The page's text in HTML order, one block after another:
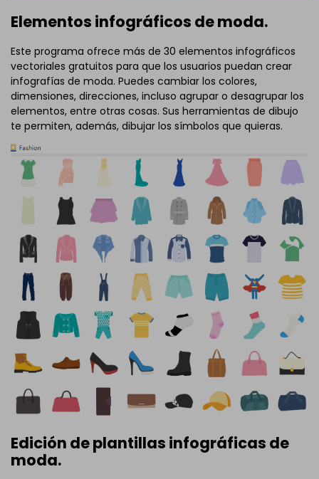
Elementos infográficos de moda.
Este programa ofrece más de 30 elementos infográficos
vectoriales gratuitos para que los usuarios puedan crear
infografías de moda. Puedes cambiar los colores,
dimensiones, direcciones, incluso agrupar o desagrupar los
elementos, entre otras cosas. Sus herramientas de dibujo
te permiten, además, dibujar los símbolos que quieras.
Edición de plantillas infográficas de
moda.